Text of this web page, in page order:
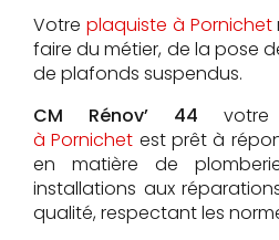
Votre plaquiste à Pornichet
faire du métier, de la pose
de plafonds suspendus.
CM Rénov’ 44
à Pornichet est prêt à
en matière de
installations aux
qualité, respectant les